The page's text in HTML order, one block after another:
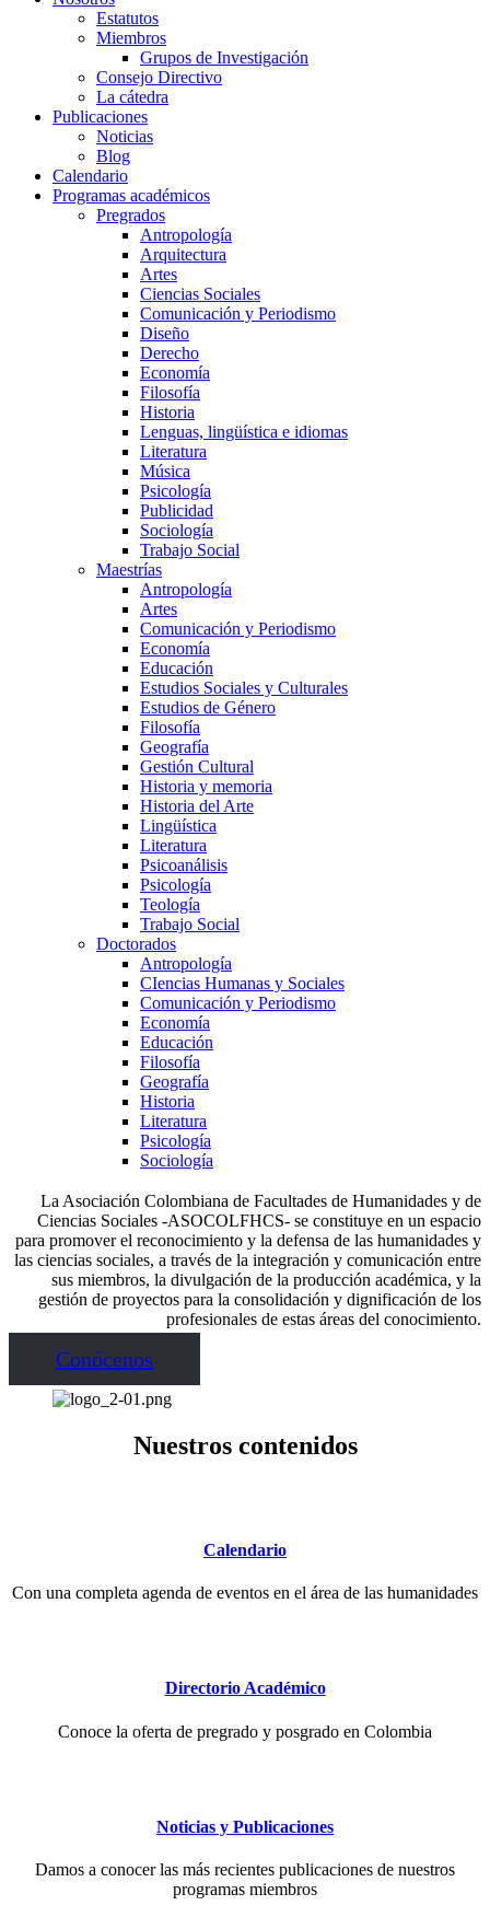
Estatutos
Miembros
Grupos de Investigación
Consejo Directivo
La cátedra
Publicaciones
Noticias
Blog
Calendario
Programas académicos
Pregrados
Antropología
Arquitectura
Artes
Ciencias Sociales
Comunicación y Periodismo
Diseño
Derecho
Economía
Filosofía
Historia
Lenguas, lingüística e idiomas
Literatura
Música
Psicología
Publicidad
Sociología
Trabajo Social
Maestrías
Antropología
Artes
Comunicación y Periodismo
Economía
Educación
Estudios Sociales y Culturales
Estudios de Género
Filosofía
Geografía
Gestión Cultural
Historia y memoria
Historia del Arte
Lingüística
Literatura
Psicoanálisis
Psicología
Teología
Trabajo Social
Doctorados
Antropología
CIencias Humanas y Sociales
Comunicación y Periodismo
Economía
Educación
Filosofía
Geografía
Historia
Literatura
Psicología
Sociología
La Asociación Colombiana de Facultades de Humanidades y de
Ciencias Sociales -ASOCOLFHCS- se constituye en un espacio
para promover el reconocimiento y la defensa de las humanidades y
las ciencias sociales, a través de la integración y comunicación entre
sus miembros, la divulgación de la producción académica, y la
gestión de proyectos para la consolidación y dignificación de los
profesionales de estas áreas del conocimiento.
Conócenos
Nuestros contenidos
Calendario
Con una completa agenda de eventos en el área de las humanidades
Directorio Académico
Conoce la oferta de pregrado y posgrado en Colombia
Noticias y Publicaciones
Damos a conocer las más recientes publicaciones de nuestros
programas miembros